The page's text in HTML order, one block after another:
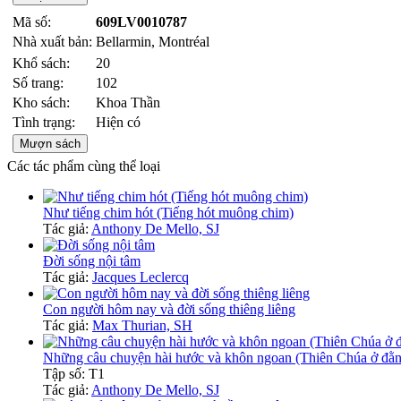
Mã số:
609LV0010787
Nhà xuất bản: Bellarmin, Montréal
Khổ sách:
20
Số trang:
102
Kho sách:
Khoa Thần
Tình trạng:
Hiện có
Mượn sách
Các tác phẩm cùng thể loại
Như tiếng chim hót (Tiếng hót muông chim)
Tác giả: Anthony De Mello, SJ
Đời sống nội tâm
Tác giả: Jacques Leclercq
Con người hôm nay và đời sống thiêng liêng
Tác giả: Max Thurian, SH
Những câu chuyện hài hước và khôn ngoan (Thiên Chúa ở
Tập số: T1
Tác giả: Anthony De Mello, SJ